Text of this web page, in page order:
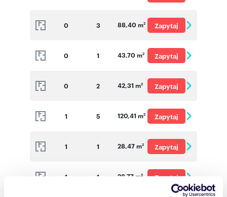
0 3 88,40 m2
Zapytaj
0 1 43,70 m2
Zapytaj
0 2 42,31 m2
Zapytaj
1 5 120,41 m2
Zapytaj
1 1 28,47 m2
Zapytaj
1 1 28,77 m2
Zapytaj
o cenę